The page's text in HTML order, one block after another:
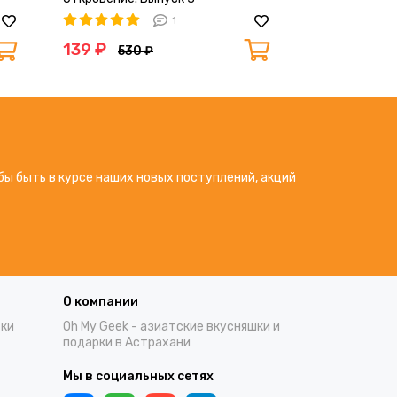
1
139 ₽ 530 ₽
быть в курсе наших новых поступлений, акций
О компании
Oh My Geek - азиатские вкусняшки и
подарки в Астрахани
Мы в социальных сетях